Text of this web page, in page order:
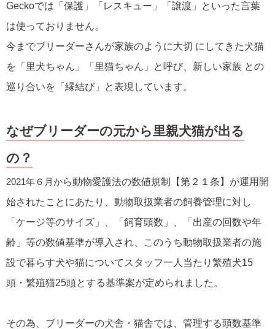
Geckoでは「保護」「レスキュー」「譲渡」といった言葉
は使っておりません。
今までブリーダーさんが家族のように大切 にしてきた犬猫
を「里犬ちゃん」「里猫ちゃん」と呼び、新しい家族 との
巡り合いを「縁結び」と表現しています。
なぜブリーダーの元から里親犬猫が出る
の？
2021年６月から動物愛護法の数値規制【第２１条】が運用開
始されたことにあたり、動物取扱業者の飼養管理に対し
「ケージ等のサイズ」、「飼育頭数」、「出産の回数や年
齢」等の数値基準が導入され、このうち動物取扱業者の施
設で暮らす犬や猫についてスタッフ一人当たり繁殖犬15
頭・繁殖猫25頭とする基準案が定められました。
その為、ブリーダーの犬舎・猫舎では、管理する頭数基準